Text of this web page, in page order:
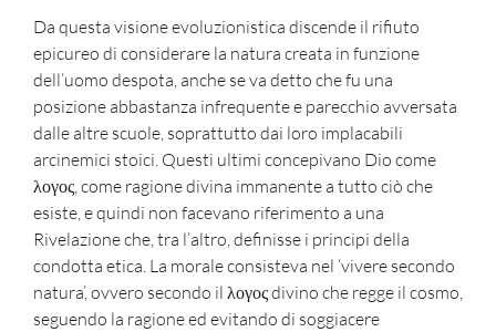
Da questa visione evoluzionistica discende il rifiuto
epicureo di considerare la natura creata in funzione
dell’uomo despota, anche se va detto che fu una
posizione abbastanza infrequente e parecchio avversata
dalle altre scuole, soprattutto dai loro implacabili
arcinemici stoici. Questi ultimi concepivano Dio come
λογος, come ragione divina immanente a tutto ciò che
esiste, e quindi non facevano riferimento a una
Rivelazione che, tra l’altro, definisse i principi della
condotta etica. La morale consisteva nel ‘vivere secondo
natura’, ovvero secondo il λογος divino che regge il cosmo,
seguendo la ragione ed evitando di soggiacere